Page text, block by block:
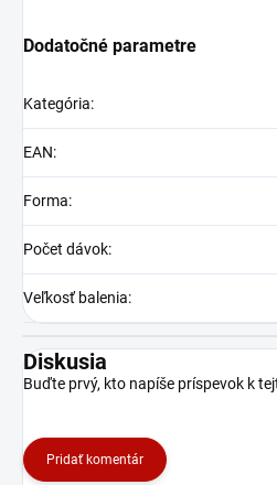
Dodatočné parametre
Kategória:
EAN:
Forma:
Počet dávok:
Veľkosť balenia:
Diskusia
Buďte prvý, kto napíše príspevok k
Pridať komentár